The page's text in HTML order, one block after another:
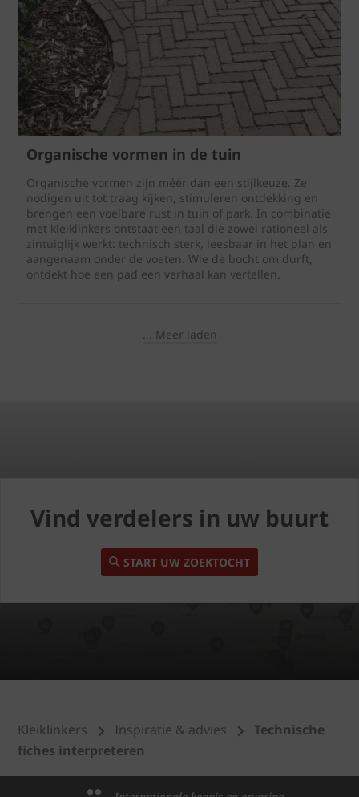
Organische vormen in de tuin
Organische vormen zijn méér dan een stijlkeuze. Ze
nodigen uit tot traag kijken, stimuleren ontdekking en
brengen een voelbare rust in tuin of park. In combinatie
met kleiklinkers ontstaat een taal die zowel rationeel als
zintuiglijk werkt: technisch sterk, leesbaar in het plan en
aangenaam onder de voeten. Wie de bocht om durft,
ontdekt hoe een pad een verhaal kan vertellen.
... Meer laden
Vind verdelers in uw buurt
START UW ZOEKTOCHT
Kleiklinkers Inspiratie & advies
Technische
fiches interpreteren